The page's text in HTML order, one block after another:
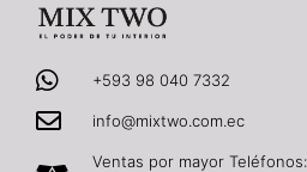
+593 98 040 7332
info@mixtwo.com.ec
Ventas por mayor